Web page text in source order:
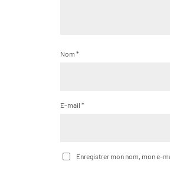
Nom *
E-mail *
Enregistrer mon nom, mon e-